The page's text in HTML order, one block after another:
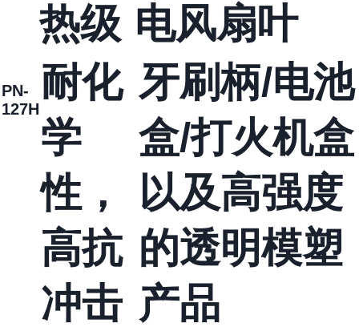
热级 电风扇叶
PN-
127H
耐化
学
性，
高抗
冲击
牙刷柄/电池
盒/打火机盒
以及高强度
的透明模塑
产品